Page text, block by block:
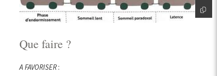
Que faire ?
A FAVORISER: